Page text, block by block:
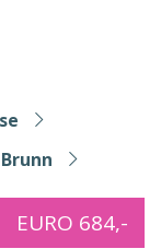
EURO 684,-